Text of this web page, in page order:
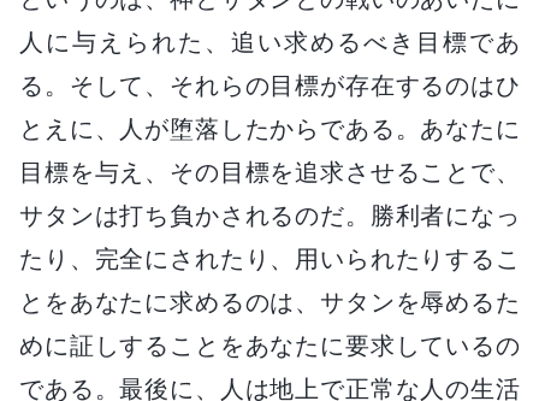
人に与えられた、追い求めるべき目標であ
る。そして、それらの目標が存在するのはひ
とえに、人が堕落したからである。あなたに
目標を与え、その目標を追求させることで、
サタンは打ち負かされるのだ。勝利者になっ
たり、完全にされたり、用いられたりするこ
とをあなたに求めるのは、サタンを辱めるた
めに証しすることをあなたに要求しているの
である。最後に、人は地上で正常な人の生活